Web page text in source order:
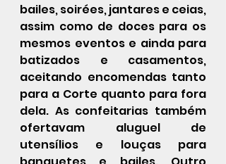
bailes, soirées, jantares e ceias,
assim como de doces para os
mesmos eventos e ainda para
batizados e casamentos,
aceitando encomendas tanto
para a Corte quanto para fora
dela. As confeitarias também
ofertavam aluguel de
utensílios e louças para